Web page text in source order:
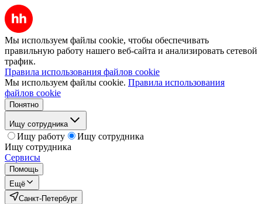
Мы используем файлы cookie, чтобы обеспечивать
правильную работу нашего веб-сайта и анализировать сетевой
трафик.
Правила использования файлов cookie
Мы используем файлы cookie. Правила использования
файлов cookie
Понятно
Ищу сотрудника
Ищу работу
Ищу сотрудника
Ищу сотрудника
Сервисы
Помощь
Ещё
Санкт-Петербург